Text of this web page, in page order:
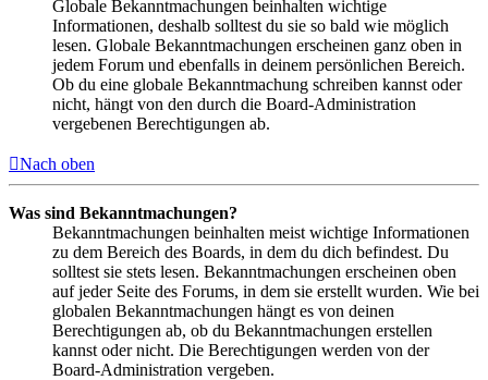
Globale Bekanntmachungen beinhalten wichtige
Informationen, deshalb solltest du sie so bald wie möglich
lesen. Globale Bekanntmachungen erscheinen ganz oben in
jedem Forum und ebenfalls in deinem persönlichen Bereich.
Ob du eine globale Bekanntmachung schreiben kannst oder
nicht, hängt von den durch die Board-Administration
vergebenen Berechtigungen ab.
Nach oben
Was sind Bekanntmachungen?
Bekanntmachungen beinhalten meist wichtige Informationen
zu dem Bereich des Boards, in dem du dich befindest. Du
solltest sie stets lesen. Bekanntmachungen erscheinen oben
auf jeder Seite des Forums, in dem sie erstellt wurden. Wie bei
globalen Bekanntmachungen hängt es von deinen
Berechtigungen ab, ob du Bekanntmachungen erstellen
kannst oder nicht. Die Berechtigungen werden von der
Board-Administration vergeben.